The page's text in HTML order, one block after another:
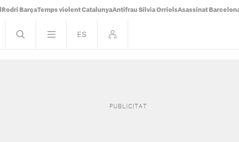
Rodri BarçaTemps violent CatalunyaAntifrau Sílvia OrriolsAsassinat